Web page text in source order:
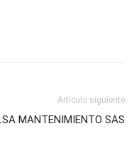
Artículo siguiente
MANTENIMIENTO SAS